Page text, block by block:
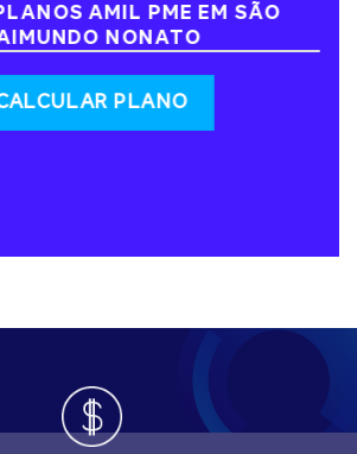
AMIL PME EM SÃO
NONATO
PLANO